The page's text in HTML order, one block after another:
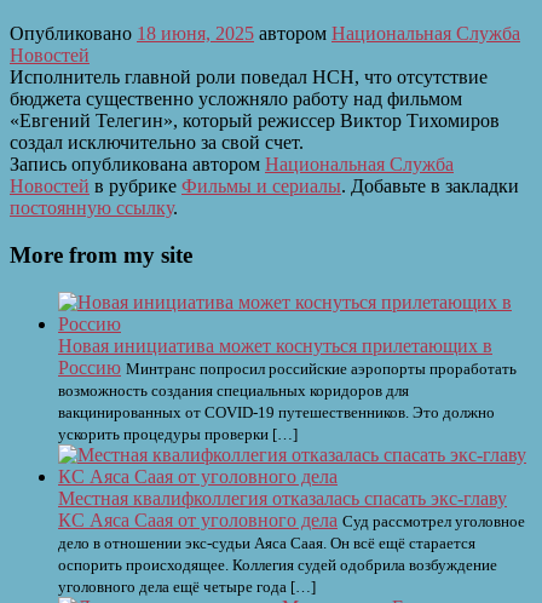
Опубликовано 18 июня, 2025 автором Национальная Служба
Новостей
Исполнитель главной роли поведал НСН, что отсутствие
бюджета существенно усложняло работу над фильмом
«Евгений Телегин», который режиссер Виктор Тихомиров
создал исключительно за свой счет.
Запись опубликована автором Национальная Служба
Новостей в рубрике Фильмы и сериалы. Добавьте в закладки
постоянную ссылку.
More from my site
Новая инициатива может коснуться прилетающих в
Россию Минтранс попросил российские аэропорты проработать
возможность создания специальных коридоров для
вакцинированных от COVID-19 путешественников. Это должно
ускорить процедуры проверки […]
Местная квалифколлегия отказалась спасать экс-главу
КС Аяса Саая от уголовного дела Суд рассмотрел уголовное
дело в отношении экс-судьи Аяса Саая. Он всё ещё старается
оспорить происходящее. Коллегия судей одобрила возбуждение
уголовного дела ещё четыре года […]